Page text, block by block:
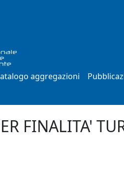
aggregazioni
FINALITA'